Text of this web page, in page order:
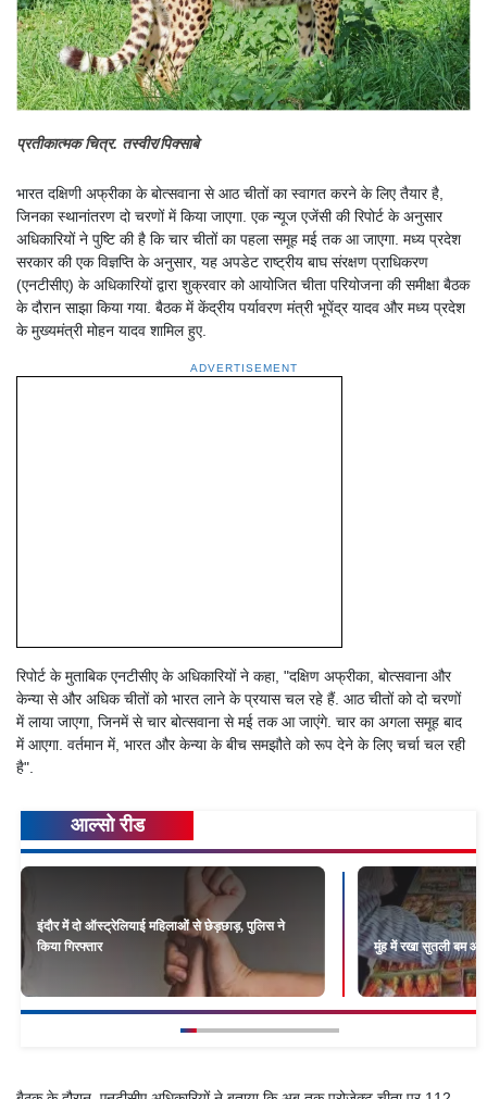
प्रतीकात्मक चित्र. तस्वीर/पिक्साबे
भारत दक्षिणी अफ्रीका के बोत्सवाना से आठ चीतों का स्वागत करने के लिए तैयार है,
जिनका स्थानांतरण दो चरणों में किया जाएगा. एक न्यूज एजेंसी की रिपोर्ट के अनुसार
अधिकारियों ने पुष्टि की है कि चार चीतों का पहला समूह मई तक आ जाएगा. मध्य प्रदेश
सरकार की एक विज्ञप्ति के अनुसार, यह अपडेट राष्ट्रीय बाघ संरक्षण प्राधिकरण
(एनटीसीए) के अधिकारियों द्वारा शुक्रवार को आयोजित चीता परियोजना की समीक्षा बैठक
के दौरान साझा किया गया. बैठक में केंद्रीय पर्यावरण मंत्री भूपेंद्र यादव और मध्य प्रदेश
के मुख्यमंत्री मोहन यादव शामिल हुए.
ADVERTISEMENT
रिपोर्ट के मुताबिक एनटीसीए के अधिकारियों ने कहा, "दक्षिण अफ्रीका, बोत्सवाना और
केन्या से और अधिक चीतों को भारत लाने के प्रयास चल रहे हैं. आठ चीतों को दो चरणों
में लाया जाएगा, जिनमें से चार बोत्सवाना से मई तक आ जाएंगे. चार का अगला समूह बाद
में आएगा. वर्तमान में, भारत और केन्या के बीच समझौते को रूप देने के लिए चर्चा चल रही
है".
आल्सो रीड
इंदौर में दो ऑस्ट्रेलियाई महिलाओं से छेड़छाड़, पुलिस ने
किया गिरफ्तार
मुंह में रखा सुतली बम